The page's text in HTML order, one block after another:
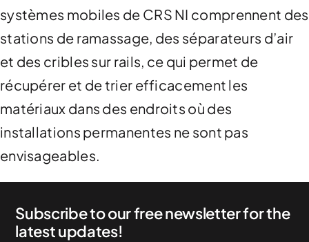
News & Case Studies
Become A Dealer
systèmes mobiles de CRS NI comprennent des
stations de ramassage, des séparateurs d’air
et des cribles sur rails, ce qui permet de
récupérer et de trier efficacement les
matériaux dans des endroits où des
installations permanentes ne sont pas
envisageables.
Subscribe to our free newsletter for the
latest updates!